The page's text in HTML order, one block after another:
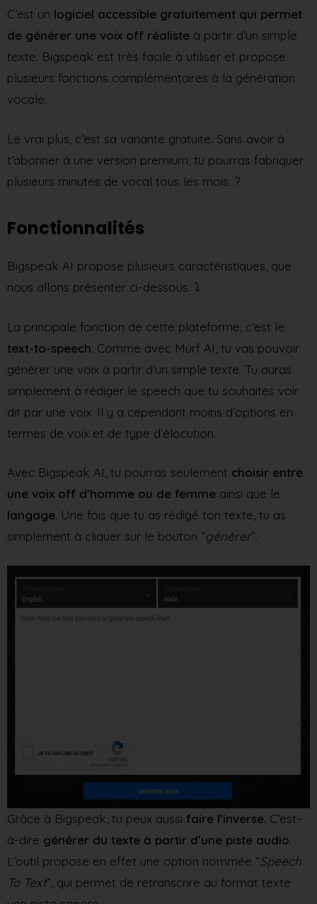
C’est un logiciel accessible gratuitement qui permet
de générer une voix off réaliste à partir d’un simple
texte. Bigspeak est très facile à utiliser et propose
plusieurs fonctions complémentaires à la génération
vocale.
Le vrai plus, c’est sa variante gratuite. Sans avoir à
t’abonner à une version premium, tu pourras fabriquer
plusieurs minutes de vocal tous les mois. ?️
Fonctionnalités
Bigspeak AI propose plusieurs caractéristiques, que
nous allons présenter ci-dessous. ⤵️
La principale fonction de cette plateforme, c’est le
text-to-speech. Comme avec Murf AI, tu vas pouvoir
générer une voix à partir d’un simple texte. Tu auras
simplement à rédiger le speech que tu souhaites voir
dit par une voix. Il y a cependant moins d’options en
termes de voix et de type d’élocution.
Avec Bigspeak AI, tu pourras seulement choisir entre
une voix off d’homme ou de femme ainsi que le
langage. Une fois que tu as rédigé ton texte, tu as
simplement à cliquer sur le bouton “générer”.
Grâce à Bigspeak, tu peux aussi faire l’inverse. C’est-
à-dire générer du texte à partir d’une piste audio.
L’outil propose en effet une option nommée “Speech
To Text”, qui permet de retranscrire au format texte